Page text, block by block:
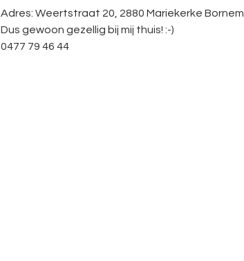
Adres: Weertstraat 20, 2880 Mariekerke Bornem
Dus gewoon gezellig bij mij thuis! :-)
0477 79 46 44